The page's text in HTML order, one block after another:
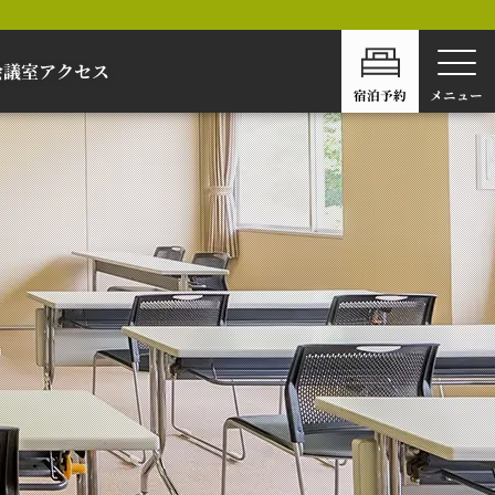
室アクセス
宿泊予約 メニュー